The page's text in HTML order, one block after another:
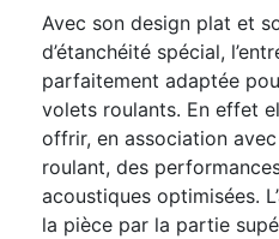
Avec son design plat et
d’étanchéité spécial,
parfaitement adaptée
volets roulants. En effet
offrir, en association
roulant, des
acoustiques optimisées.
la pièce par la partie